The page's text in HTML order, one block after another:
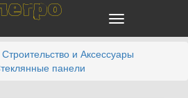
Строительство и Аксессуары
панели